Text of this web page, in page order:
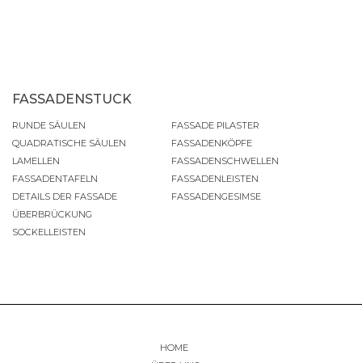
FASSADENSTUCK
RUNDE SÄULEN
QUADRATISCHE SÄULEN
LAMELLEN
FASSADENTAFELN
DETAILS DER FASSADE
ÜBERBRÜCKUNG
SOCKELLEISTEN
FASSADE PILASTER
FASSADENKÖPFE
FASSADENSCHWELLEN
FASSADENLEISTEN
FASSADENGESIMSE
HOME